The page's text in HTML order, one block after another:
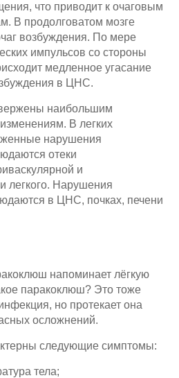
что приводит к очаговым
В продолговатом мозге
возбуждения. По мере
импульсов со стороны
медленное угаса­ние
в ЦНС.
наибольшим
В легких
нарушения
отеки
и
легкого. Нарушения
в ЦНС, почках, печени
напоминает лёгкую
паракоклюш? Это тоже
но протекает она
осложнений.
следующие симптомы:
тела;